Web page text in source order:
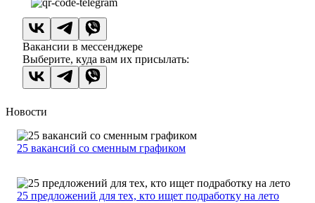
Вакансии в мессенджере
Выберите, куда вам их присылать:
Новости
25 вакансий со сменным графиком
25 предложений для тех, кто ищет подработку на лето